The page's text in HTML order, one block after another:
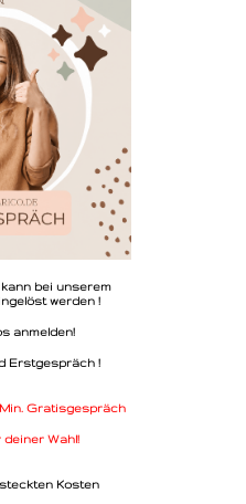
bei unserem
werden !
anmelden!
Erstgespräch !
Gratisgespräch
Wahl!
Kosten